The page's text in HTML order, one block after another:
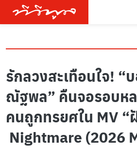
รักลวงสะเทือนใจ! “
ณัฐพล” คืนจอรอบห
คนถูกทรยศใน MV “
Nightmare (2026